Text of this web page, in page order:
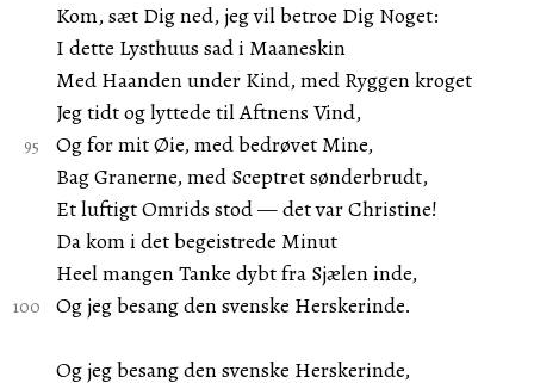
Kom, sæt Dig ned, jeg vil betroe Dig Noget:
I dette Lysthuus sad i Maaneskin
Med Haanden under Kind, med Ryggen kroget
Jeg tidt og lyttede til Aftnens Vind,
Og for mit Øie, med bedrøvet Mine,
Bag Granerne, med Sceptret sønderbrudt,
Et luftigt Omrids stod — det var Christine!
Da kom i det begeistrede Minut
Heel mangen Tanke dybt fra Sjælen inde,
Og jeg besang den svenske Herskerinde.
Og jeg besang den svenske Herskerinde,